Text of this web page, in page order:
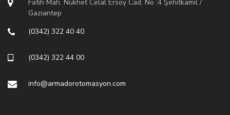
Fatih Mah. Nükhet Celal Ersoy Cad. No :4 Şehitkamil /
Gaziantep
(0342) 322 40 40
(0342) 322 44 00
info@armadorotomasyon.com